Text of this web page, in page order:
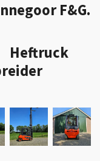
F&G.
Heftruck